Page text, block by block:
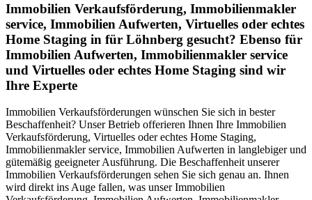
Immobilien Verkaufsförderung, Immobilienmakler
service, Immobilien Aufwerten, Virtuelles oder echtes
Home Staging in für Löhnberg gesucht? Ebenso für
Immobilien Aufwerten, Immobilienmakler service
und Virtuelles oder echtes Home Staging sind wir
Ihre Experte
Immobilien Verkaufsförderungen wünschen Sie sich in bester
Beschaffenheit? Unser Betrieb offerieren Ihnen Ihre Immobilien
Verkaufsförderung, Virtuelles oder echtes Home Staging,
Immobilienmakler service, Immobilien Aufwerten in langlebiger und
gütemäßig geeigneter Ausführung. Die Beschaffenheit unserer
Immobilien Verkaufsförderungen sehen Sie sich genau an. Ihnen
wird direkt ins Auge fallen, was unser Immobilien